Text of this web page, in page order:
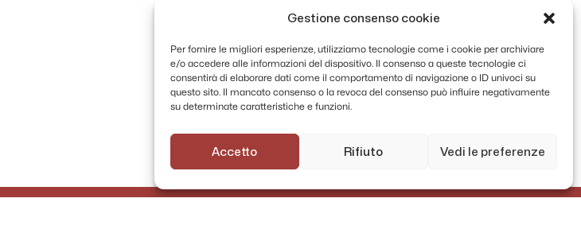
Gestione consenso cookie
Per fornire le migliori esperienze, utilizziamo tecnologie come i cookie per archiviare
e/o accedere alle informazioni del dispositivo. Il consenso a queste tecnologie ci
consentirà di elaborare dati come il comportamento di navigazione o ID univoci su
questo sito. Il mancato consenso o la revoca del consenso può influire negativamente
su determinate caratteristiche e funzioni.
Accetto Rifiuto Vedi le preferenze